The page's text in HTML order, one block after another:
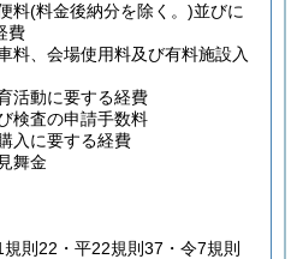
料(料金後納分を除く。)並びに
費
料、会場使用料及び有料施設入
活動に要する経費
検査の申請手数料
入に要する経費
舞金
則22・平22規則37・令7規則